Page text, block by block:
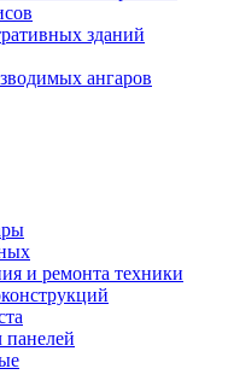
зданий
ангаров
и ремонта техники
панелей